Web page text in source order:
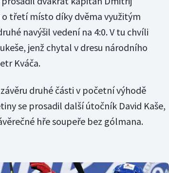
třetí místo díky dvěma využitým
navýšil vedení na 4:0. V tu chvíli
jenž chytal v dresu národního
Kváča.
druhé části v početní výhodě
se prosadil další útočník David Kaše,
hře soupeře bez gólmana.